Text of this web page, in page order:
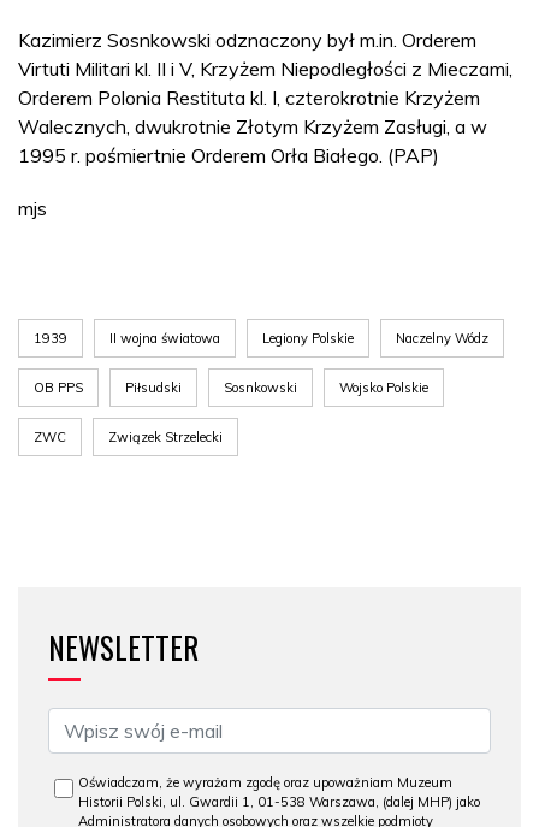
Kazimierz Sosnkowski odznaczony był m.in. Orderem
Virtuti Militari kl. II i V, Krzyżem Niepodległości z Mieczami,
Orderem Polonia Restituta kl. I, czterokrotnie Krzyżem
Walecznych, dwukrotnie Złotym Krzyżem Zasługi, a w
1995 r. pośmiertnie Orderem Orła Białego. (PAP)
mjs
1939 II wojna światowa Legiony Polskie Naczelny Wódz
OB PPS Piłsudski Sosnkowski Wojsko Polskie
ZWC Związek Strzelecki
NEWSLETTER
Oświadczam, że wyrażam zgodę oraz upoważniam Muzeum
Historii Polski, ul. Gwardii 1, 01-538 Warszawa, (dalej MHP) jako
Administratora danych osobowych oraz wszelkie podmioty